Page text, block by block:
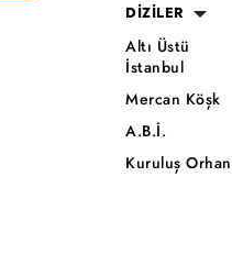
DİZİLER
Altı Üstü
İstanbul
Mercan Köşk
A.B.İ.
Kuruluş Orhan